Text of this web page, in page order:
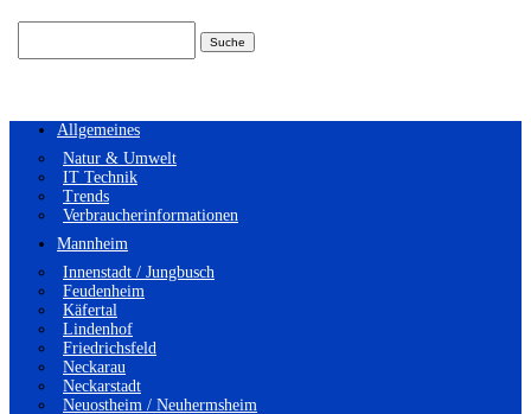
Allgemeines
Natur & Umwelt
IT Technik
Trends
Verbraucherinformationen
Mannheim
Innenstadt / Jungbusch
Feudenheim
Käfertal
Lindenhof
Friedrichsfeld
Neckarau
Neckarstadt
Neuostheim / Neuhermsheim